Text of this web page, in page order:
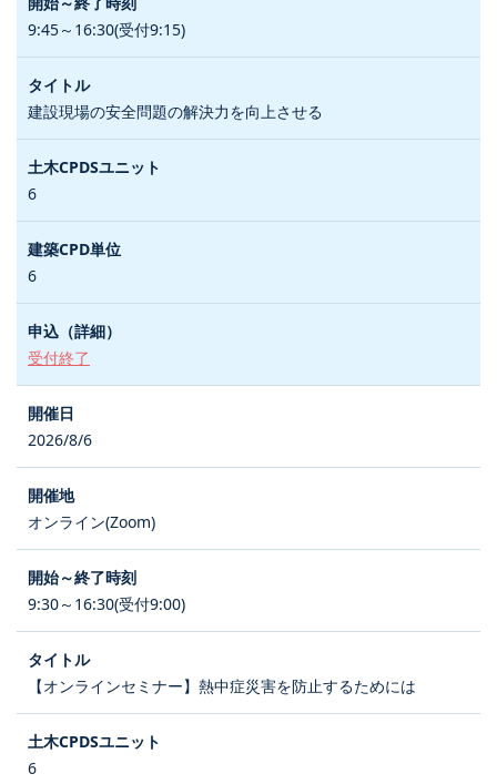
9:45～16:30(受付9:15)
建設現場の安全問題の解決力を向上させる
6
6
受付終了
2026/8/6
オンライン(Zoom)
9:30～16:30(受付9:00)
【オンラインセミナー】熱中症災害を防止するためには
6